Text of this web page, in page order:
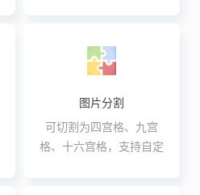
图片分割
可切割为四宫格、九宫
格、十六宫格，支持自定